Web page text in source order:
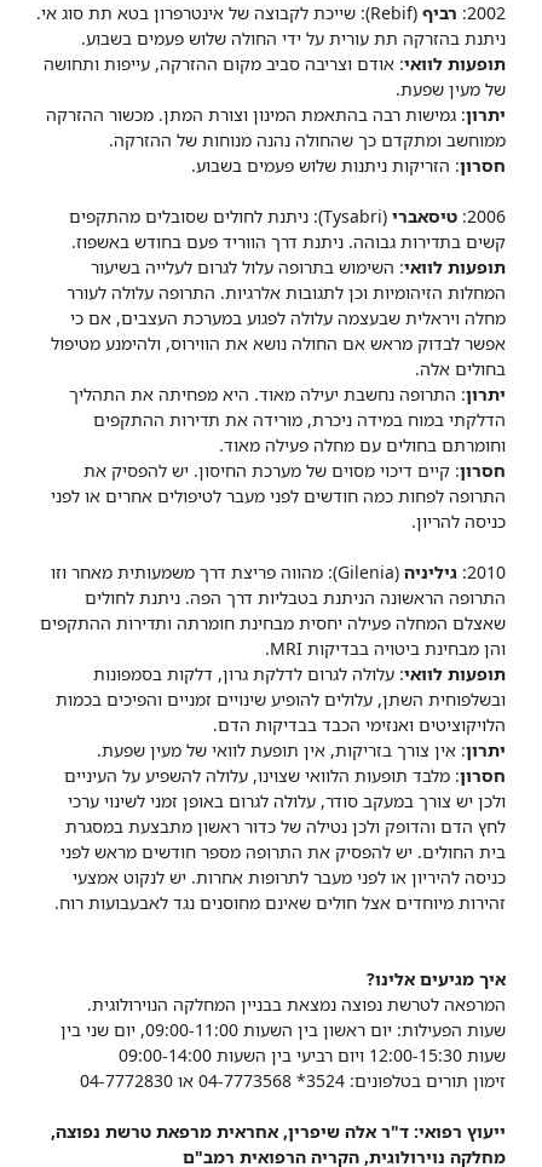
2002: רביף
(Rebif): שייכת לקבוצה של אינטרפרון בטא תת סוג אי.
ניתנת בהזרקה תת עורית על ידי החולה שלוש פעמים בשבוע.
תופעות לוואי: אודם וצריבה סביב מקום ההזרקה, עייפות ותחושה
של מעין שפעת.
יתרון: גמישות רבה בהתאמת המינון וצורת המתן. מכשור ההזרקה
ממוחשב ומתקדם כך שהחולה נהנה מנוחות של ההזרקה.
חסרון: הזריקות ניתנות שלוש פעמים בשבוע.
2006: טיסאברי
(Tysabri): ניתנת לחולים שסובלים מהתקפים
קשים בתדירות גבוהה. ניתנת דרך הווריד פעם בחודש באשפוז.
תופעות לוואי: השימוש בתרופה עלול לגרום לעלייה בשיעור
המחלות הזיהומיות וכן לתגובות אלרגיות. התרופה עלולה לעורר
מחלה ויראלית שבעצמה עלולה לפגוע במערכת העצבים, אם כי
אפשר לבדוק מראש אם החולה נושא את הווירוס, ולהימנע מטיפול
בחולים אלה.
יתרון: התרופה נחשבת יעילה מאוד. היא מפחיתה את התהליך
הדלקתי במוח במידה ניכרת, מורידה את תדירות ההתקפים
וחומרתם בחולים עם מחלה פעילה מאוד.
חסרון: קיים דיכוי מסוים של מערכת החיסון. יש להפסיק את
התרופה לפחות כמה חודשים לפני מעבר לטיפולים אחרים או לפני
כניסה להריון.
2010: גיליניה
(Gilenia): מהווה פריצת דרך משמעותית מאחר וזו
התרופה הראשונה הניתנת בטבליות דרך הפה. ניתנת לחולים
שאצלם המחלה פעילה יחסית מבחינת חומרתה ותדירות ההתקפים
והן מבחינת ביטויה בבדיקות MRI.
תופעות לוואי: עלולה לגרום לדלקת גרון, דלקות בסמפונות
ובשלפוחית השתן, עלולים להופיע שינויים זמניים והפיכים בכמות
הלויקוציטים ואנזימי הכבד בבדיקות הדם.
יתרון: אין צורך בזריקות, אין תופעת לוואי של מעין שפעת.
חסרון: מלבד תופעות הלוואי שצוינו, עלולה להשפיע על העיניים
ולכן יש צורך במעקב סודר, עלולה לגרום באופן זמני לשינוי ערכי
לחץ הדם והדופק ולכן נטילה של כדור ראשון מתבצעת במסגרת
בית החולים. יש להפסיק את התרופה מספר חודשים מראש לפני
כניסה להיריון או לפני מעבר לתרופות אחרות. יש לנקוט אמצעי
זהירות מיוחדים אצל חולים שאינם מחוסנים נגד לאבעבועות רוח.
איך מגיעים אלינו?
המרפאה לטרשת נפוצה נמצאת בבניין המחלקה הנוירולוגית.
שעות הפעילות: יום ראשון בין השעות 09:00-11:00, יום שני בין
שעות 12:00-15:30 ויום רביעי בין השעות 09:00-14:00
זימון תורים בטלפונים: 3524* 04-7773568 או 04-7772830
ייעוץ רפואי: ד"ר אלה שיפרין, אחראית מרפאת טרשת נפוצה,
מחלקה נוירולוגית, הקריה הרפואית רמב"ם